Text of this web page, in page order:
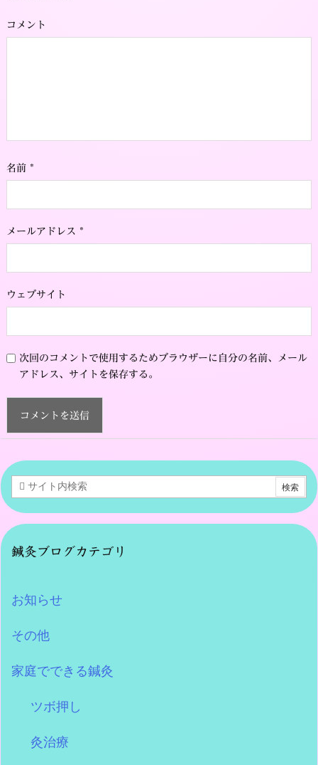
コメント
名前 *
メールアドレス *
ウェブサイト
次回のコメントで使用するためブラウザーに自分の名前、メール
アドレス、サイトを保存する。
鍼灸ブログカテゴリ
お知らせ
その他
家庭でできる鍼灸
ツボ押し
灸治療